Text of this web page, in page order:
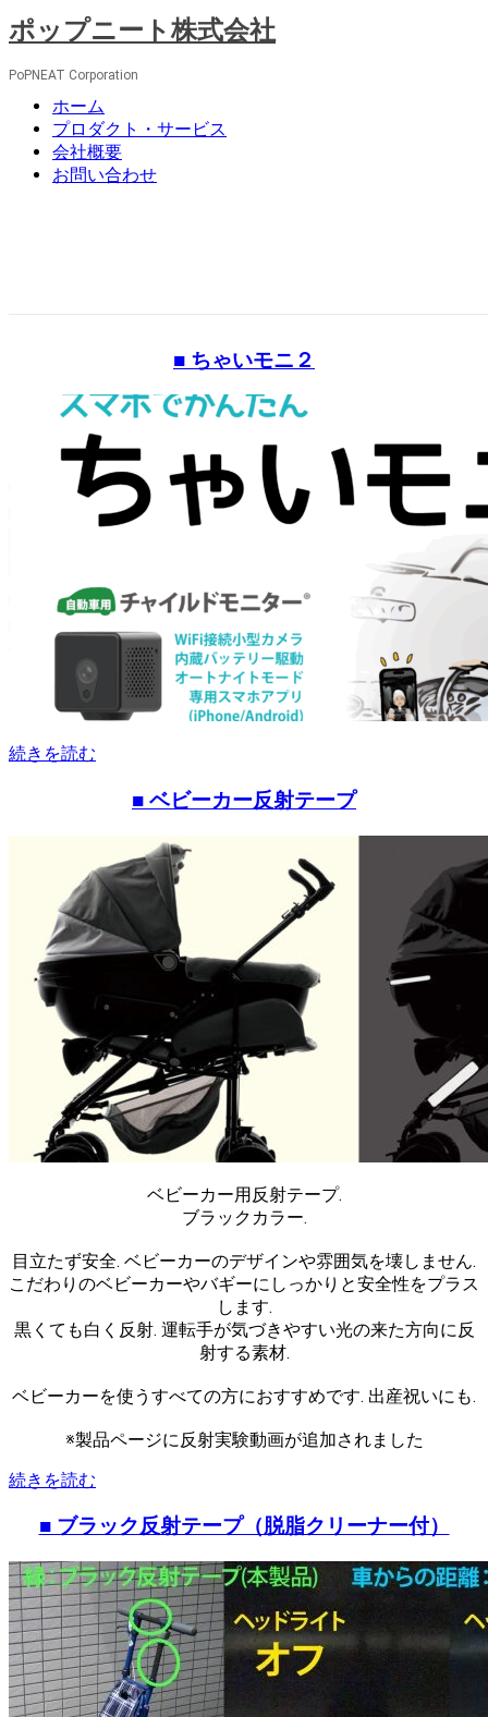
コ
ン
ン
ポップニート株式会社
PoPNEAT Corporation
ホーム
プロダクト・サービス
会社概要
お問い合わせ
■ ちゃいモニ２
続きを読む
■ ベビーカー反射テープ
ベビーカー用反射テープ.
ブラックカラー.
目立たず安全. ベビーカーのデザインや雰囲気を壊しません.
こだわりのベビーカーやバギーにしっかりと安全性をプラス
します.
黒くても白く反射. 運転手が気づきやすい光の来た方向に反
射する素材.
ベビーカーを使うすべての方におすすめです. 出産祝いにも.
※製品ページに反射実験動画が追加されました
続きを読む
■ ブラック反射テープ（脱脂クリーナー付）